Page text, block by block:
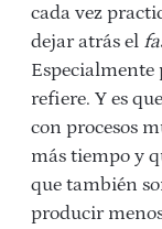
cada vez
dejar atrás el
Especialmente
refiere. Y es
con procesos
más tiempo y
que también
producir